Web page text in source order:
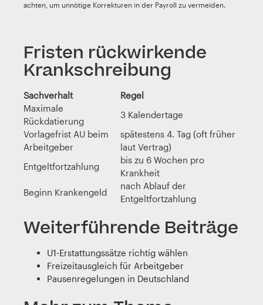
achten, um unnötige Korrekturen in der Payroll zu vermeiden.
Fristen rückwirkende
Krankschreibung
Sachverhalt
Regel
Maximale
Rückdatierung
3 Kalendertage
Vorlagefrist AU beim
Arbeitgeber
spätestens 4. Tag (oft früher
laut Vertrag)
Entgeltfortzahlung
bis zu 6 Wochen pro
Krankheit
Beginn Krankengeld
nach Ablauf der
Entgeltfortzahlung
Weiterführende Beiträge
U1-Erstattungssätze richtig wählen
Freizeitausgleich für Arbeitgeber
Pausenregelungen in Deutschland